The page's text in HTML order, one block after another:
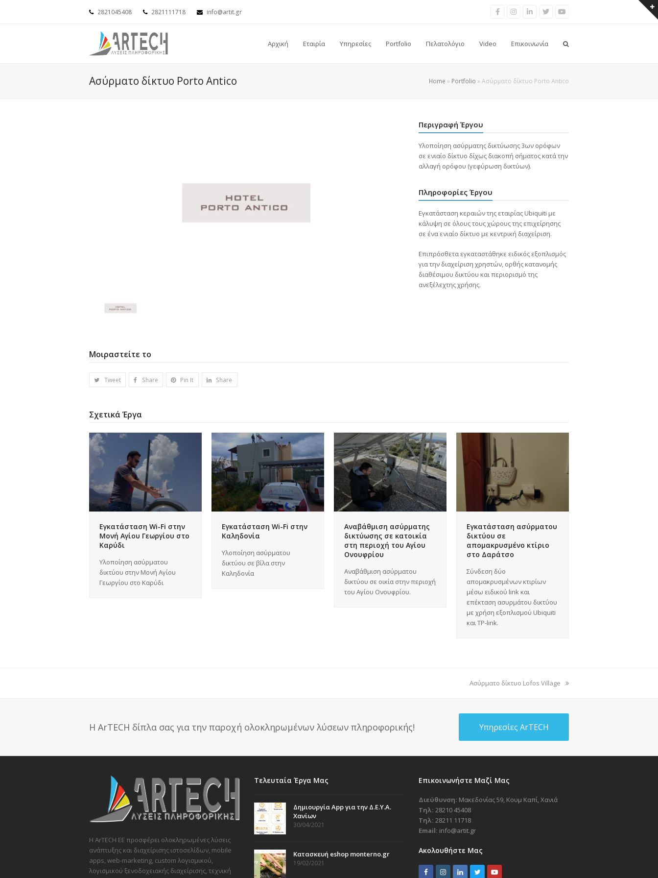
2821045408 2821111718 info@artit.gr FacebookInstragram
LinkedInTwitter
Αρχική Εταιρία Υπηρεσίες Portfolio Πελατολόγιο Video Επικοινωνία
Ασύρματο δίκτυο Porto Antico Home » Portfolio » Ασύρματο δίκτυο Porto Antico
Περιγραφή Έργου
Υλοποίηση ασύρματης δικτύωσης 3ων ορόφων
σε ενιαίο δίκτυο δίχως διακοπή σήματος κατά την
αλλαγή ορόφου (γεφύρωση δικτύων).
Πληροφορίες Έργου
Εγκατάσταση κεραιών της εταιρίας Ubiquiti με
κάλυψη σε όλους τους χώρους της επιχείρησης
σε ένα ενιαίο δίκτυο με κεντρική διαχείριση.
Επιπρόσθετα εγκαταστάθηκε ειδικός εξοπλισμός
για την διαχείριση χρηστών, ορθής κατανομής
διαθέσιμου δικτύου και περιορισμό της
ανεξέλεχτης χρήσης.
Μοιραστείτε το
Tweet Share Pin It Share
Σχετικά Έργα
Εγκατάσταση Wi-Fi στην
Μονή Αγίου Γεωργίου στο
Καρύδι
Υλοποίηση ασύρματου
δικτύου στην Μονή Αγίου
Γεωργίου στο Καρύδι
Εγκατάσταση Wi-Fi στην
Καληδονία
Υλοποίηση ασύρματου
δικτύου σε βίλα στην
Καληδονία
Αναβάθμιση ασύρματης
δικτύωσης σε κατοικία
στη περιοχή του Αγίου
Ονουφρίου
Αναβάθμιση ασύρματου
δικτύου σε οικία στην περιοχή
του Αγίου Ονουφρίου.
Εγκατάσταση ασύρματου
δικτύου σε
απομακρυσμένο κτίριο
στο Δαράτσο
Σύνδεση δύο
απομακρυσμένων κτιρίων
μέσω ειδικού link και
επέκταση ασυρμάτου δικτύου
με χρήση εξοπλισμού Ubiquiti
και TP-link.
next
Ασύρματο δίκτυο Lofos Village
Η ArTECH δίπλα σας για την παροχή ολοκληρωμένων λύσεων πληροφορικής! Υπηρεσίες ArTECH
Η ArTECH ΕΕ προσφέρει ολοκληρωμένες λύσεις
ανάπτυξης και διαχείρισης ιστοσελίδων, mobile
apps, web-marketing, custom λογισμικού,
λογισμικού ξενοδοχειακής διαχείρισης, τεχνική
Τελευταία Έργα Μας
Δημιουργία App για την Δ.Ε.Υ.Α.
Χανίων
30/04/2021
Κατασκευή eshop monterno.gr
19/02/2021
Επικοινωνήστε Μαζί Μας
Διεύθυνση: Μακεδονίας 59, Κουμ Καπί, Χανιά
Τηλ: 28210 45408
Τηλ: 28211 11718
Email: info@artit.gr
Ακολουθήστε Μας